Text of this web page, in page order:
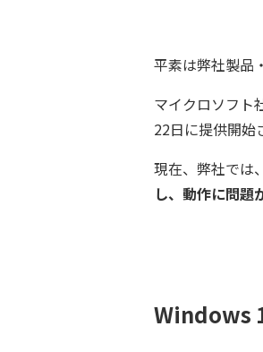
平素は弊社製品
マイクロソフト
22日に提供開始
現在、弊社では
し、動作に問題
Windows